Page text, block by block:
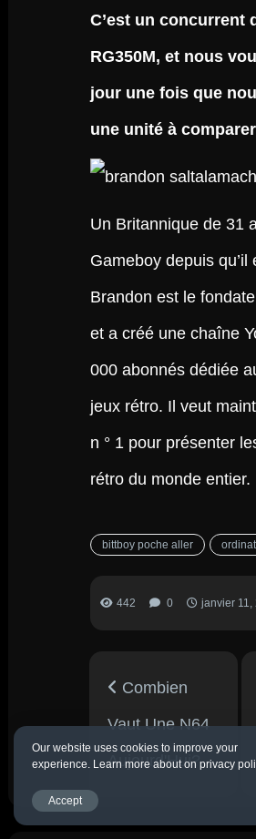
C’est un concurrent
RG350M, et nous
jour une fois que
une unité à
Un Britannique de 31
Gameboy depuis qu’il
Brandon est le
et a créé une chaîne
000 abonnés dédiée
jeux rétro. Il veut
n ° 1 pour présenter
rétro du monde entier.
bittboy poche aller
442 0 janvier 11,
Combien
Vaut Une N64
Aujourd'Hui?
Our website uses cookies to improve your
experience. Learn more about on privacy
Accept